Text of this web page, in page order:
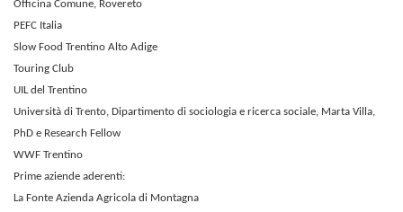
Officina Comune, Rovereto
PEFC Italia
Slow Food Trentino Alto Adige
Touring Club
UIL del Trentino
Università di Trento, Dipartimento di sociologia e ricerca sociale, Marta Villa,
PhD e Research Fellow
WWF Trentino
Prime aziende aderenti:
La Fonte Azienda Agricola di Montagna